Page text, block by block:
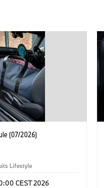
(07/2026)
Lifestyle
CEST 2026